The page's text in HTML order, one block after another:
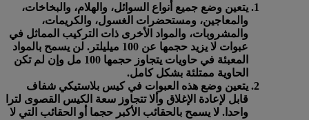
يتعين وضع جميع أنواع السوائل، والهلام، والبخاخات،
والمعاجين، ومستحضرات الغسول، والكريمات،
والمشروبات، والمواد الأخرى ذات التركيب المماثل في
عبوات لا يزيد حجمها عن 100 ميليلتر
. لن يسمح بالمواد
المعبئة في حاويات يتجاوز حجمها 100 مل وإن لم تكن
الحاوية ممتلئة بشكل كامل.
يتعين وضع هذه العبوات في كيس بلاستيكي شفاف
قابل لإعادة الإغلاق وألا تتجاوز سعة الكيس القصوى لترا
واحدا . لا يسمح بالحقائب الأكبر حجما أو الحقائب التي لا